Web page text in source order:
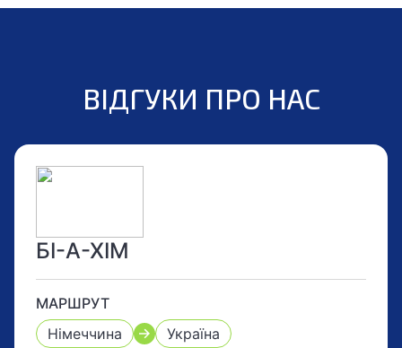
ВІДГУКИ ПРО НАС
БІ-А-ХІМ
МАРШРУТ
Німеччина
Україна